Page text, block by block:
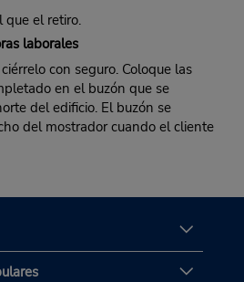
que el retiro.
laborales
con seguro. Coloque las
en el buzón que se
del edificio. El buzón se
del mostrador cuando el cliente